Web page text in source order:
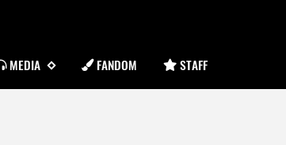
MEDIA FANDOM STAFF